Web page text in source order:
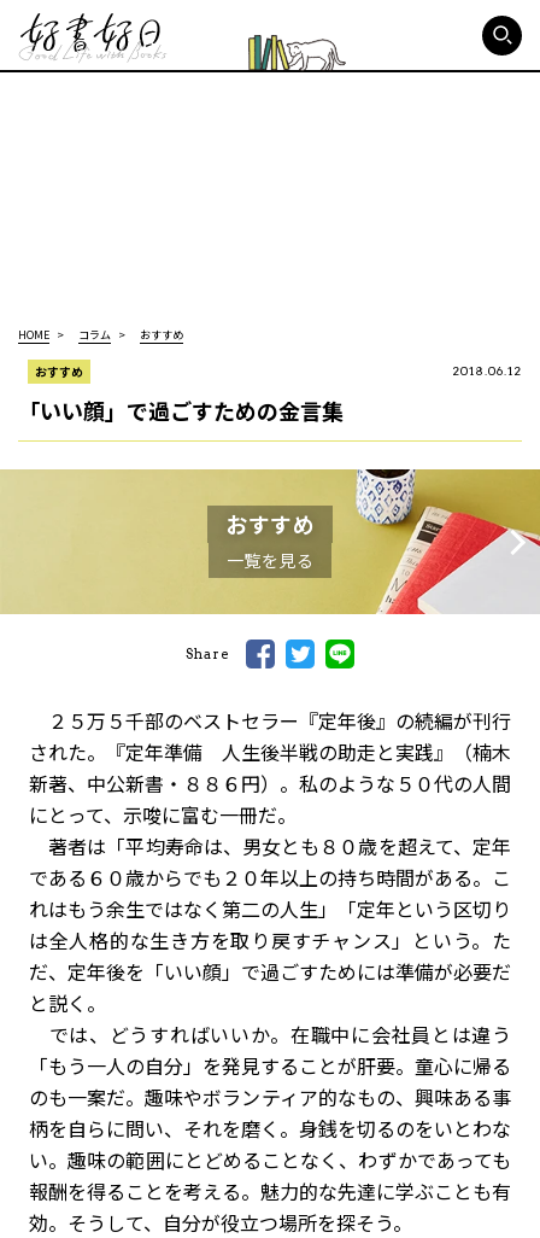
HOME コラム おすすめ
おすすめ 2018.06.12
「いい顔」で過ごすための金言集
おすすめ
一覧を見る
Share
２５万５千部のベストセラー『定年後』の続編が刊行
された。『定年準備 人生後半戦の助走と実践』（楠木
新著、中公新書・８８６円）。私のような５０代の人間
にとって、示唆に富む一冊だ。
著者は「平均寿命は、男女とも８０歳を超えて、定年
である６０歳からでも２０年以上の持ち時間がある。こ
れはもう余生ではなく第二の人生」「定年という区切り
は全人格的な生き方を取り戻すチャンス」という。た
だ、定年後を「いい顔」で過ごすためには準備が必要だ
と説く。
では、どうすればいいか。在職中に会社員とは違う
「もう一人の自分」を発見することが肝要。童心に帰る
のも一案だ。趣味やボランティア的なもの、興味ある事
柄を自らに問い、それを磨く。身銭を切るのをいとわな
い。趣味の範囲にとどめることなく、わずかであっても
報酬を得ることを考える。魅力的な先達に学ぶことも有
効。そうして、自分が役立つ場所を探そう。